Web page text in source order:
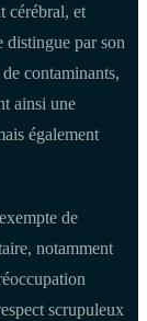
cérébral, et
distingue par son
contaminants,
ainsi une
également
de
notamment
scrupuleux